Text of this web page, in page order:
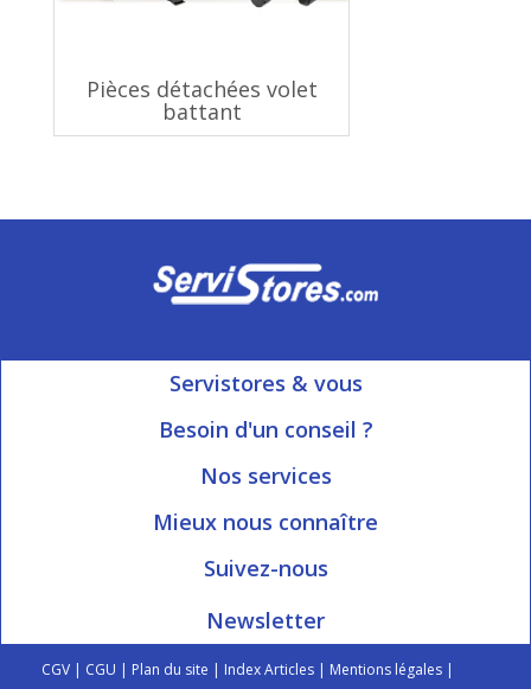
Pièces détachées volet
battant
Servistores & vous
Mon compte
Besoin d'un conseil ?
Ouvert du Lundi au Vendredi
Nos services
Informations livraison
Blog Servistores
Plan du site
Index articles
Mieux nous connaître
Qui sommes-nous?
Engagé avec vous
On parle de nous
Suivez-nous
Newsletter
CGV | CGU | Plan du site | Index Articles | Mentions légales |